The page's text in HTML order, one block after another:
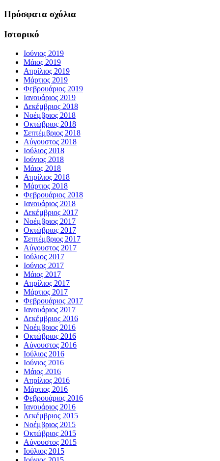
Πρόσφατα σχόλια
Ιστορικό
Ιούνιος 2019
Μάιος 2019
Απρίλιος 2019
Μάρτιος 2019
Φεβρουάριος 2019
Ιανουάριος 2019
Δεκέμβριος 2018
Νοέμβριος 2018
Οκτώβριος 2018
Σεπτέμβριος 2018
Αύγουστος 2018
Ιούλιος 2018
Ιούνιος 2018
Μάιος 2018
Απρίλιος 2018
Μάρτιος 2018
Φεβρουάριος 2018
Ιανουάριος 2018
Δεκέμβριος 2017
Νοέμβριος 2017
Οκτώβριος 2017
Σεπτέμβριος 2017
Αύγουστος 2017
Ιούλιος 2017
Ιούνιος 2017
Μάιος 2017
Απρίλιος 2017
Μάρτιος 2017
Φεβρουάριος 2017
Ιανουάριος 2017
Δεκέμβριος 2016
Νοέμβριος 2016
Οκτώβριος 2016
Αύγουστος 2016
Ιούλιος 2016
Ιούνιος 2016
Μάιος 2016
Απρίλιος 2016
Μάρτιος 2016
Φεβρουάριος 2016
Ιανουάριος 2016
Δεκέμβριος 2015
Νοέμβριος 2015
Οκτώβριος 2015
Αύγουστος 2015
Ιούλιος 2015